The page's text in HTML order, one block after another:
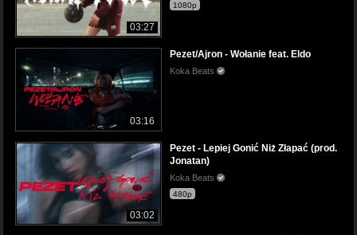
03:27
1080p
03:16
Pezet/Ajron - Wołanie feat. Eldo
Koka Beats
03:02
Pezet - Lepiej Gonić Niż Złapać (prod.
Jonatan)
Koka Beats
480p